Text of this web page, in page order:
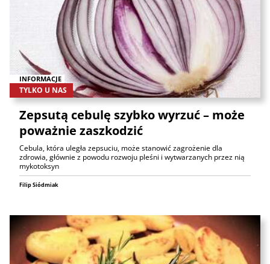
INFORMACJE
TYLKO U NAS
Zepsutą cebulę szybko wyrzuć – może
poważnie zaszkodzić
Cebula, która uległa zepsuciu, może stanowić zagrożenie dla
zdrowia, głównie z powodu rozwoju pleśni i wytwarzanych przez nią
mykotoksyn
Filip Siódmiak